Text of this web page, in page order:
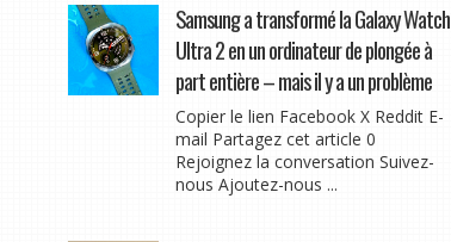
Samsung a transformé la Galaxy Watch
Ultra 2 en un ordinateur de plongée à
part entière – mais il y a un problème
Copier le lien Facebook X Reddit E-
mail Partagez cet article 0
Rejoignez la conversation Suivez-
nous Ajoutez-nous ...